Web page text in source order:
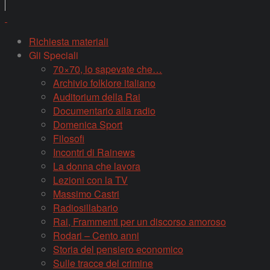
Richiesta materiali
Gli Speciali
70×70, lo sapevate che…
Archivio folklore italiano
Auditorium della Rai
Documentario alla radio
Domenica Sport
Filosofi
Incontri di Rainews
La donna che lavora
Lezioni con la TV
Massimo Castri
Radiosillabario
Rai, Frammenti per un discorso amoroso
Rodari – Cento anni
Storia del pensiero economico
Sulle tracce del crimine